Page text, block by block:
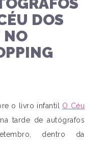
DOS
NO
o livro infantil O Céu
tarde de autógrafos
dentro da